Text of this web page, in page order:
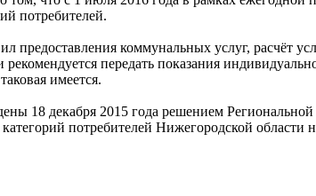
потребителей.
коммунальных услуг, расчёт
передать показания
имеется.
18 декабря 2015 года решением
потребителей Нижегородской